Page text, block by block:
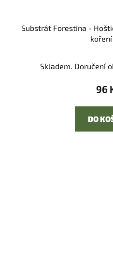
Substrát Forestina -
Skladem. Doručení
96
DO